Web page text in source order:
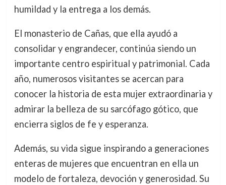
humildad y la entrega a los demás.
El monasterio de Cañas, que ella ayudó a
consolidar y engrandecer, continúa siendo un
importante centro espiritual y patrimonial. Cada
año, numerosos visitantes se acercan para
conocer la historia de esta mujer extraordinaria y
admirar la belleza de su sarcófago gótico, que
encierra siglos de fe y esperanza.
Además, su vida sigue inspirando a generaciones
enteras de mujeres que encuentran en ella un
modelo de fortaleza, devoción y generosidad. Su